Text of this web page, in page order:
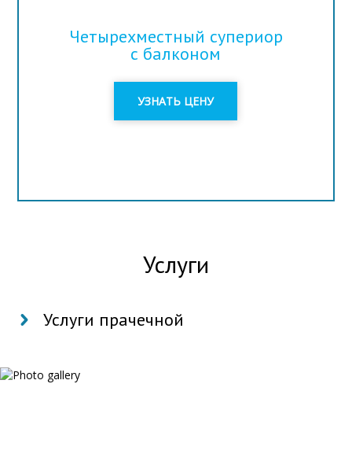
Четырехместный супериор
с балконом
УЗНАТЬ ЦЕНУ
Услуги
Услуги прачечной